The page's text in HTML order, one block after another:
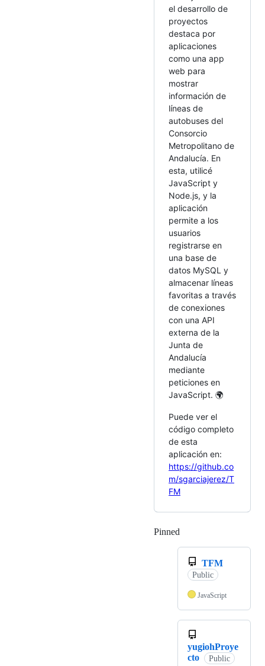
el desarrollo de
proyectos
destaca por
aplicaciones
como una app
web para
mostrar
información de
líneas de
autobuses del
Consorcio
Metropolitano de
Andalucía. En
esta, utilicé
JavaScript y
Node.js, y la
aplicación
permite a los
usuarios
registrarse en
una base de
datos MySQL y
almacenar líneas
favoritas a través
de conexiones
con una API
externa de la
Junta de
Andalucía
mediante
peticiones en
JavaScript. 🌍
Puede ver el
código completo
de esta
aplicación en:
https://github.co
m/sgarciajerez/T
FM
Pinned
TFM
Public
JavaScript
yugiohProye
cto
Public